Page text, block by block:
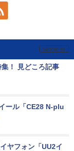
！ 見どころ記事
ール「CE28 N-plu
ヤフォン「UU2イ